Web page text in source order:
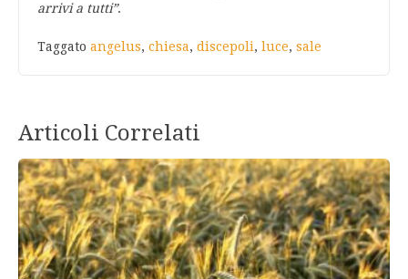
arrivi a tutti”.
Taggato angelus, chiesa, discepoli, luce, sale
Articoli Correlati